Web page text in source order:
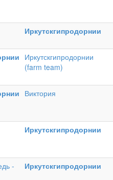
Иркутскгипродорнии
Иркутскгипродорнии
(farm team)
Виктория
Иркутскгипродорнии
-
Иркутскгипродорнии